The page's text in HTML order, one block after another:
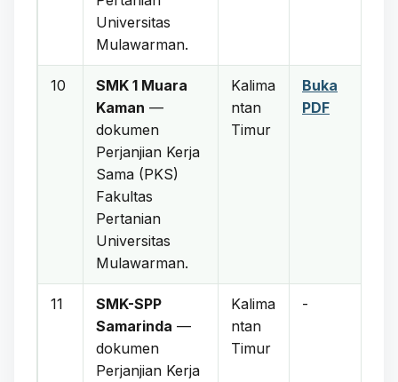
Universitas
Mulawarman.
10
SMK 1 Muara
Kaman —
dokumen
Perjanjian Kerja
Sama (PKS)
Fakultas
Pertanian
Universitas
Mulawarman.
Kalima
ntan
Timur
Buka
PDF
11
SMK-SPP
Samarinda —
dokumen
Perjanjian Kerja
Kalima
ntan
Timur
-